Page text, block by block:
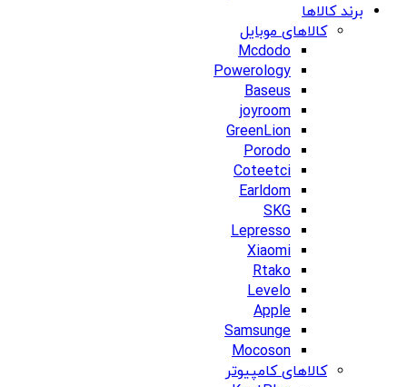
برند کالاها
کالاهای موبایل
Mcdodo
Powerology
Baseus
joyroom
GreenLion
Porodo
Coteetci
Earldom
SKG
Lepresso
Xiaomi
Rtako
Levelo
Apple
Samsunge
Mocoson
کالاهای کامپیوتر